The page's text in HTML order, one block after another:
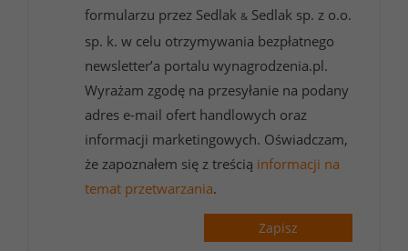
formularzu przez Sedlak & Sedlak sp. z o.o.
sp. k. w celu otrzymywania bezpłatnego
newsletter’a portalu wynagrodzenia.pl.
Wyrażam zgodę na przesyłanie na podany
adres e-mail ofert handlowych oraz
informacji marketingowych. Oświadczam,
że zapoznałem się z treścią informacji na
temat przetwarzania.
Zapisz